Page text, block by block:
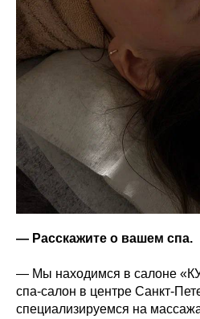
— Расскажите о вашем спа.
— Мы находимся в салоне
спа‑салон в центре
специализируемся на